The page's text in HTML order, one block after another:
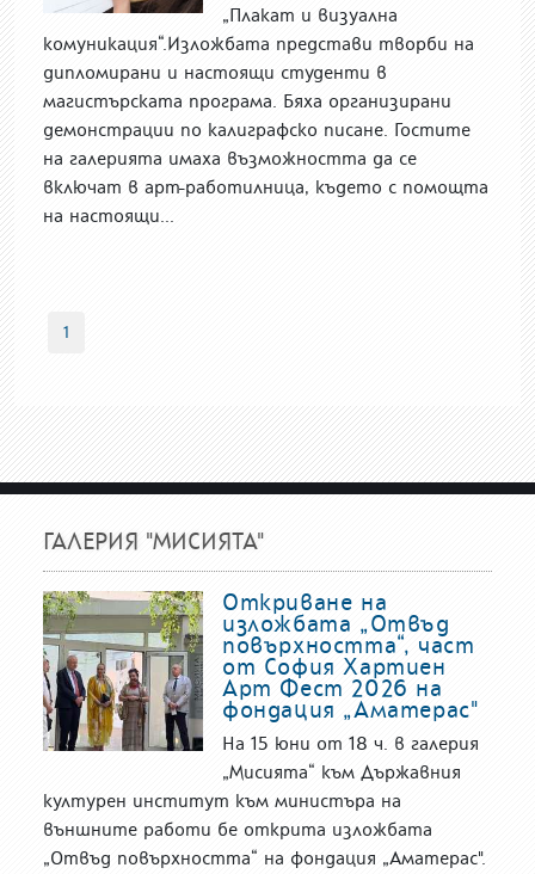
„Плакат и визуална
комуникация“.Изложбата представи творби на
дипломирани и настоящи студенти в
магистърската програма. Бяха организирани
демонстрации по калиграфско писане. Гостите
на галерията имаха възможността да се
включат в арт-работилница, където с помощта
на настоящи...
1
ГАЛЕРИЯ "МИСИЯТА"
Откриване на
изложбата „Отвъд
повърхността“, част
от София Хартиен
Арт Фест 2026 на
фондация „Аматерас"
На 15 юни от 18 ч. в галерия
„Мисията“ към Държавния
културен институт към министъра на
външните работи бе открита изложбата
„Отвъд повърхността“ на фондация „Аматерас".